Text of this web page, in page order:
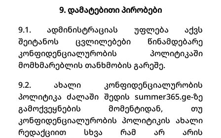
9. დამატებითი პირობები
9.1. ადმინისტრაციას უფლება აქვს
შეიტანოს ცვლილებები წინამდებარე
კონფიდენციალურობის პოლიტიკაში
მომხმარებლის თანხმობის გარეშე.
9.2. ახალი კონფიდენციალურობის
პოლიტიკა ძალაში შედის summer365.ge-ზე
გამოქვეყნების მომენტიდან, თუ
კონფიდენციალურობის პოლიტიკის ახალი
რედაქციით სხვა რამ არ არის